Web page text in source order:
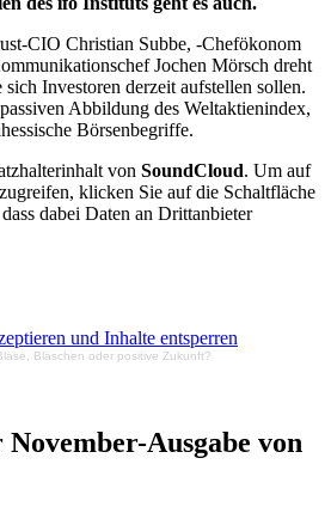
CIO Christian Subbe, -Chefökonom
Jochen Mörsch dreht
Investoren derzeit aufstellen sollen.
Abbildung des Weltaktienindex,
Börsenbegriffe.
von SoundCloud. Um auf
klicken Sie auf die Schaltfläche
dabei Daten an Drittanbieter
und Inhalte entsperren
Bläschen oder positive Zukunft?
Ausgabe von